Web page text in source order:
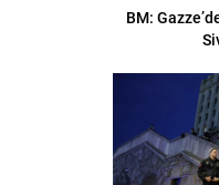
BM: